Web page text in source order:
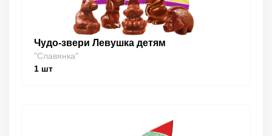
Чудо-звери Левушка детям
"Славянка"
1 шт